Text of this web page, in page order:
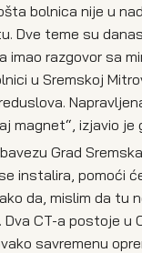
bolnica nije u
Dve teme su
imao razgovor sa
u Sremskoj
magnet“, izjavio je
Grad
instalira, pomoći
da, mislim da tu
CT-a postoje u
savremenu